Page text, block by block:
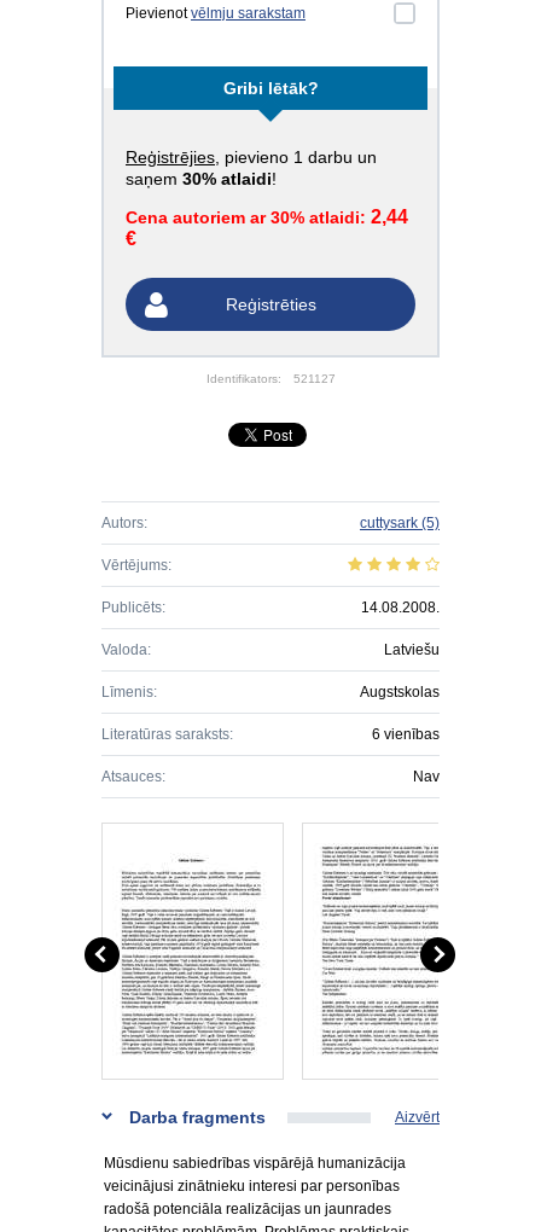
Pievienotvēlmju sarakstam
Gribi lētāk?
Reģistrējies , pievieno 1 darbu un
saņem 30% atlaidi!
Cena autoriem ar 30% atlaidi: 2,44
€
Reģistrēties
Identifikators: 521127
Autors: cuttysark (5)
Vērtējums:
Publicēts: 14.08.2008.
Valoda: Latviešu
Līmenis: Augstskolas
Literatūras saraksts: 6 vienības
Atsauces: Nav
Darba fragments Aizvērt
Mūsdienu sabiedrības vispārējā humanizācija
veicinājusi zinātnieku interesi par personības
radošā potenciāla realizācijas un jaunrades